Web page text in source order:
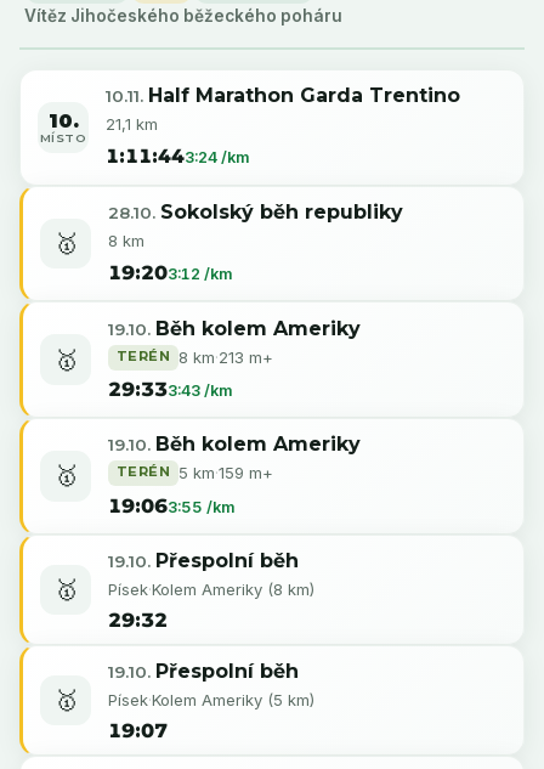
Vítěz Jihočeského běžeckého poháru
10.
MÍSTO
10.11. Half Marathon Garda Trentino
21,1 km
1:11:443:24 /km
🥇
28.10. Sokolský běh republiky
8 km
19:203:12 /km
🥇
19.10. Běh kolem Ameriky
TERÉN 8 km·213 m+
29:333:43 /km
🥇
19.10. Běh kolem Ameriky
TERÉN 5 km·159 m+
19:063:55 /km
🥇
19.10. Přespolní běh
Písek·Kolem Ameriky (8 km)
29:32
🥇
19.10. Přespolní běh
Písek·Kolem Ameriky (5 km)
19:07